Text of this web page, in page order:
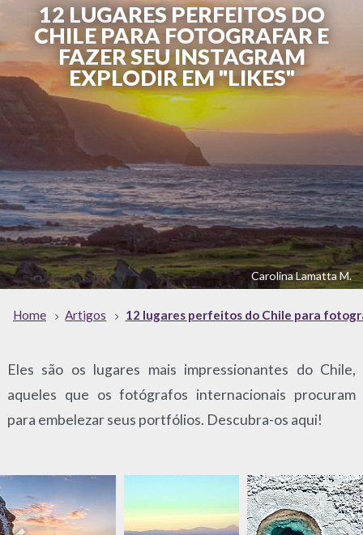
12 LUGARES PERFEITOS DO
CHILE PARA FOTOGRAFAR E
FAZER SEU INSTAGRAM
EXPLODIR EM "LIKES"
Carolina Lamatta M.
Home Artigos 12 lugares perfeitos do Chile para
Eles são os lugares mais impressionantes do Chile,
aqueles que os fotógrafos internacionais procuram
para embelezar seus portfólios. Descubra-os aqui!